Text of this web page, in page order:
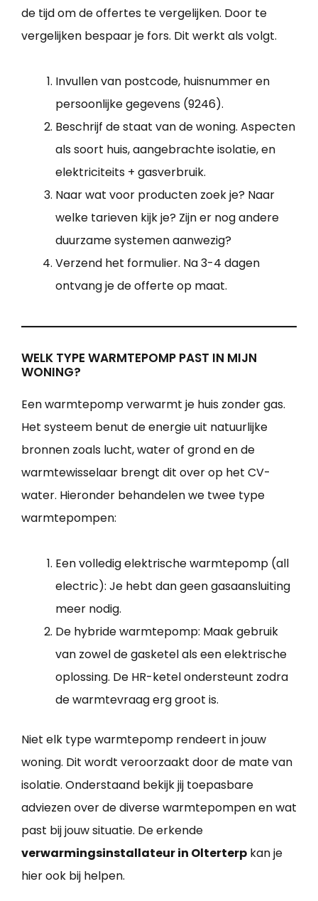
de tijd om de offertes te vergelijken. Door te
vergelijken bespaar je fors. Dit werkt als volgt.
Invullen van postcode, huisnummer en
persoonlijke gegevens (9246).
Beschrijf de staat van de woning. Aspecten
als soort huis, aangebrachte isolatie, en
elektriciteits + gasverbruik.
Naar wat voor producten zoek je? Naar
welke tarieven kijk je? Zijn er nog andere
duurzame systemen aanwezig?
Verzend het formulier. Na 3-4 dagen
ontvang je de offerte op maat.
WELK TYPE WARMTEPOMP PAST IN MIJN
WONING?
Een warmtepomp verwarmt je huis zonder gas.
Het systeem benut de energie uit natuurlijke
bronnen zoals lucht, water of grond en de
warmtewisselaar brengt dit over op het CV-
water. Hieronder behandelen we twee type
warmtepompen:
Een volledig elektrische warmtepomp (all
electric): Je hebt dan geen gasaansluiting
meer nodig.
De hybride warmtepomp: Maak gebruik
van zowel de gasketel als een elektrische
oplossing. De HR-ketel ondersteunt zodra
de warmtevraag erg groot is.
Niet elk type warmtepomp rendeert in jouw
woning. Dit wordt veroorzaakt door de mate van
isolatie. Onderstaand bekijk jij toepasbare
adviezen over de diverse warmtepompen en wat
past bij jouw situatie. De erkende
verwarmingsinstallateur in Olterterp kan je
hier ook bij helpen.